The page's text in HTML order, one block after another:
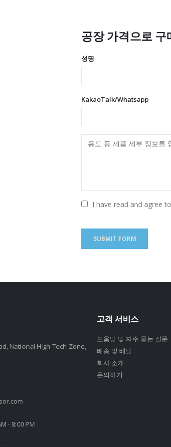
공장 가격으로 구
성명
KakaoTalk/Whatsapp
I have read and agree
National High-Tech Zone,
- 8:00 PM
고객 서비스
도움말 및 자주 묻는 질문
배송 및 배달
회사 소개
문의하기